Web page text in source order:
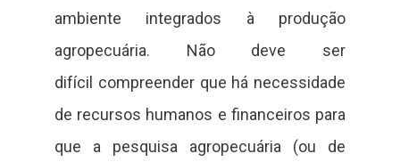
ambiente integrados à produção
agropecuária. Não deve ser
difícil compreender que há necessidade
de recursos humanos e financeiros para
que a pesquisa agropecuária (ou de